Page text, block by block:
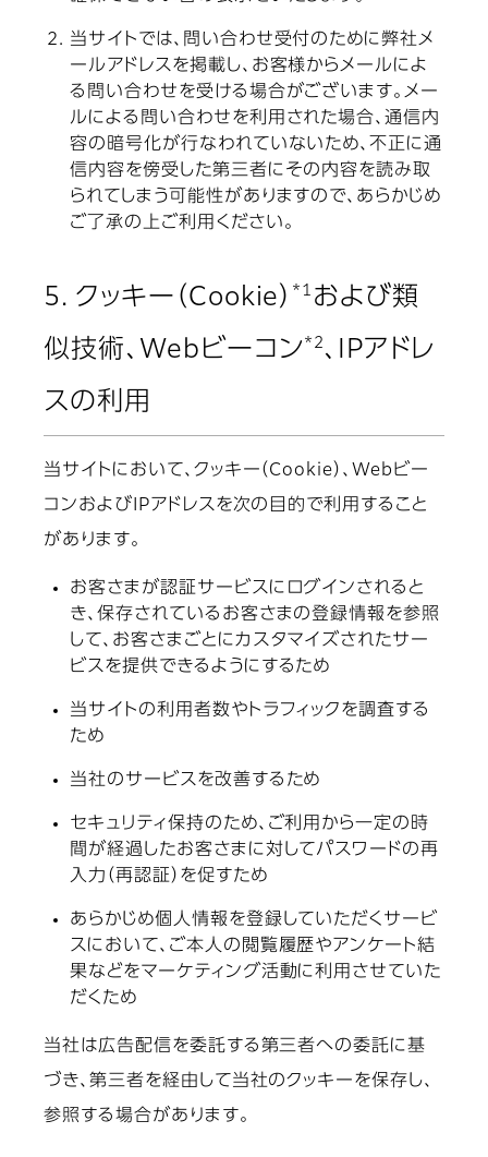
当サイトでは、問い合わせ受付のために弊社メ
ールアドレスを掲載し、お客様からメールによ
る問い合わせを受ける場合がございます。メー
ルによる問い合わせを利用された場合、通信内
容の暗号化が行なわれていないため、不正に通
信内容を傍受した第三者にその内容を読み取
られてしまう可能性がありますので、あらかじめ
ご了承の上ご利用ください。
5. クッキー（Cookie） *1 および類
似技術、Webビーコン*2 、IPアドレ
スの利用
当サイトにおいて、クッキー（Cookie）、Webビー
コンおよびIPアドレスを次の目的で利用すること
があります。
お客さまが認証サービスにログインされると
き、保存されているお客さまの登録情報を参照
して、お客さまごとにカスタマイズされたサー
ビスを提供できるようにするため
当サイトの利用者数やトラフィックを調査する
ため
当社のサービスを改善するため
セキュリティ保持のため、ご利用から一定の時
間が経過したお客さまに対してパスワードの再
入力（再認証）を促すため
あらかじめ個人情報を登録していただくサービ
スにおいて、ご本人の閲覧履歴やアンケート結
果などをマーケティング活動に利用させていた
だくため
当社は広告配信を委託する第三者への委託に基
づき、第三者を経由して当社のクッキーを保存し、
参照する場合があります。